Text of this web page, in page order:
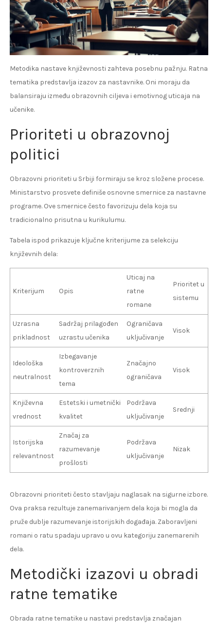
Metodika nastave književnosti zahteva posebnu pažnju. Ratna
tematika predstavlja izazov za nastavnike. Oni moraju da
balansiraju između obrazovnih ciljeva i emotivnog uticaja na
učenike.
Prioriteti u obrazovnoj
politici
Obrazovni prioriteti u Srbiji formiraju se kroz složene procese.
Ministarstvo prosvete definiše osnovne smernice za nastavne
programe. Ove smernice često favorizuju dela koja su
tradicionalno prisutna u kurikulumu.
Tabela ispod prikazuje ključne kriterijume za selekciju
književnih dela:
Kriterijum Opis
Uticaj na
ratne
romane
Prioritet u
sistemu
Uzrasna
prikladnost
Sadržaj prilagođen
uzrastu učenika
Ograničava
uključivanje
Visok
Ideološka
neutralnost
Izbegavanje
kontroverznih
tema
Značajno
ograničava
Visok
Književna
vrednost
Estetski i umetnički
kvalitet
Podržava
uključivanje
Srednji
Istorijska
relevantnost
Značaj za
razumevanje
prošlosti
Podržava
uključivanje
Nizak
Obrazovni prioriteti često stavljaju naglasak na sigurne izbore.
Ova praksa rezultuje zanemarivanjem dela koja bi mogla da
pruže dublje razumevanje istorijskih događaja. Zaboravljeni
romani o ratu spadaju upravo u ovu kategoriju zanemarenih
dela.
Metodički izazovi u obradi
ratne tematike
Obrada ratne tematike u nastavi predstavlja značajan